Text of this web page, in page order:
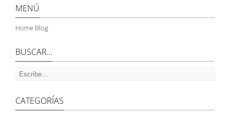
MENÚ
Home Blog
BUSCAR…
CATEGORÍAS